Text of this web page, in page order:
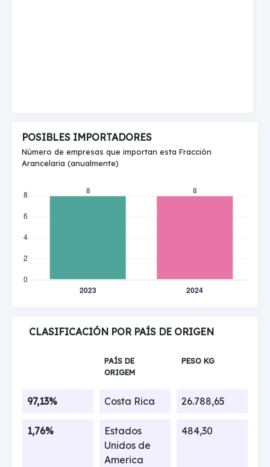
POSIBLES IMPORTADORES
Número de empresas que importan esta Fracción
Arancelaria (anualmente)
CLASIFICACIÓN POR PAÍS DE ORIGEN
PAÍS DE
ORIGEM
PESO KG
97,13% Costa Rica 26.788,65
1,76%
Estados
Unidos de
America
484,30